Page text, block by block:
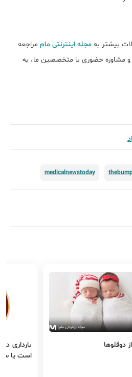
بیشتر به مجله اینترنتی مام مراجعه
و مشاوره حضوری با متخصصین ما، به
medicalnewstoday
دوقلوها
بارداری
است یا